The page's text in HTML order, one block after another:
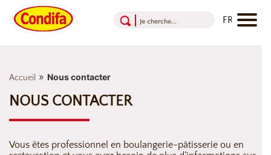
Accueil » Nous contacter
NOUS CONTACTER
Vous êtes professionnel en boulangerie-pâtisserie ou en